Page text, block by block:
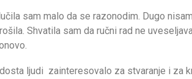
sam malo da se razonodim. Dugo
Shvatila sam da ručni rad ne
ljudi zainteresovalo za stvaranje i za